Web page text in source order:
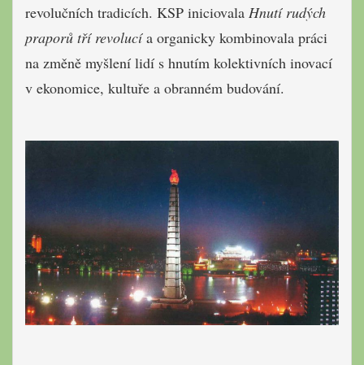
revolučních tradicích. KSP iniciovala Hnutí rudých
praporů tří revolucía organicky kombinovala práci
na změně myšlení lidí s hnutím kolektivních inovací
v ekonomice, kultuře a obranném budování.